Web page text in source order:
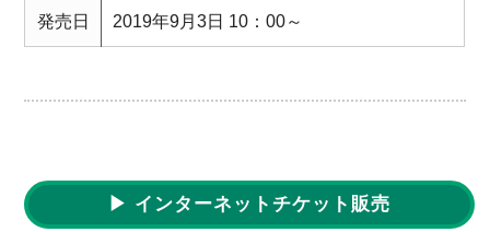
発売日 2019年9月3日 10：00～
▶ インターネットチケット販売